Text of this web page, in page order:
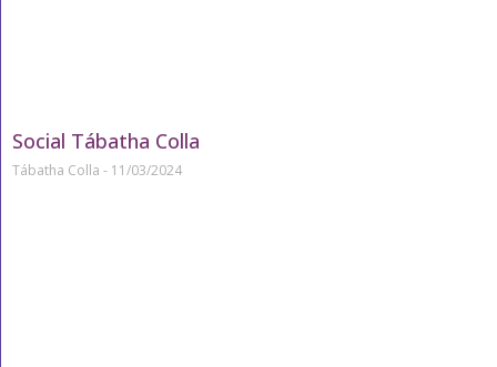
Social Tábatha Colla
Tábatha Colla 11/03/2024